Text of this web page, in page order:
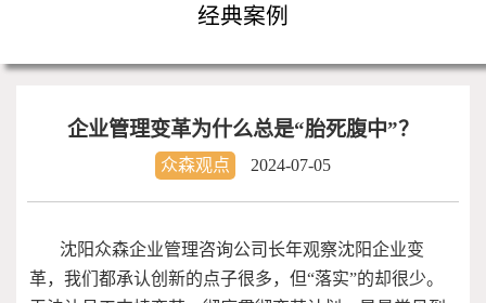
经典案例
企业管理变革为什么总是“胎死腹中”？
众森观点 2024-07-05
沈阳众森企业管理咨询公司长年观察沈阳企业变
革，我们都承认创新的点子很多，但“落实”的却很少。